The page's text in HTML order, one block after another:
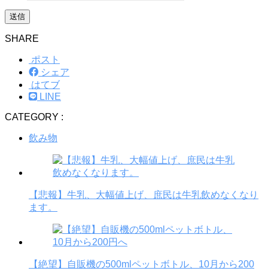
SHARE
ポスト
シェア
はてブ
LINE
CATEGORY :
飲み物
【悲報】牛乳、大幅値上げ、庶民は牛乳飲めなくなり
ます。
【絶望】自販機の500mlペットボトル、10月から200